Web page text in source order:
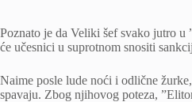
Poznato je da Veliki šef svako jutro u
će učesnici u suprotnom snositi
Naime posle lude noći i odlične
spavaju. Zbog njihovog poteza,